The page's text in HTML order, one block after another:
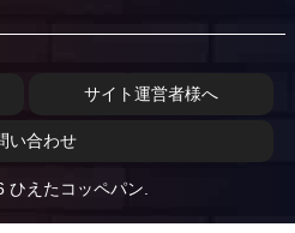
サイト運営者様へ
い合わせ
えたコッペパン.